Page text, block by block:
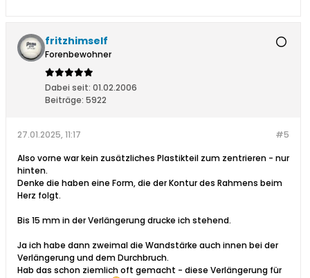
fritzhimself
Forenbewohner
Dabei seit: 01.02.2006
Beiträge: 5922
#5
27.01.2025, 11:17
Also vorne war kein zusätzliches Plastikteil zum zentrieren - nur
hinten.
Denke die haben eine Form, die der Kontur des Rahmens beim
Herz folgt.
Bis 15 mm in der Verlängerung drucke ich stehend.
Ja ich habe dann zweimal die Wandstärke auch innen bei der
Verlängerung und dem Durchbruch.
Hab das schon ziemlich oft gemacht - diese Verlängerung für